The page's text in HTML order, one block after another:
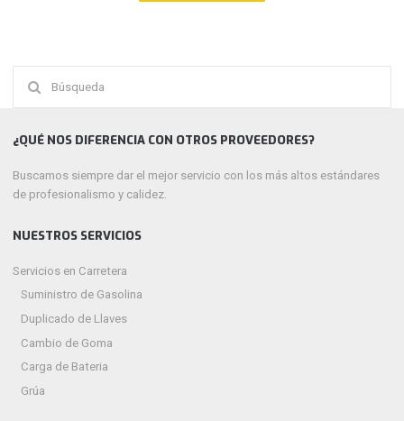
¿QUÉ NOS DIFERENCIA CON OTROS PROVEEDORES?
Buscamos siempre dar el mejor servicio con los más altos estándares
de profesionalismo y calidez.
NUESTROS SERVICIOS
Servicios en Carretera
Suministro de Gasolina
Duplicado de Llaves
Cambio de Goma
Carga de Bateria
Grúa